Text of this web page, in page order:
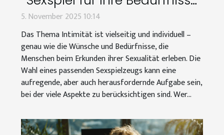
aus?
5. November 2025 10:14
Das Thema Intimität ist vielseitig und individuell –
genau wie die Wünsche und Bedürfnisse, die
Menschen beim Erkunden ihrer Sexualität erleben. Die
Wahl eines passenden Sexspielzeugs kann eine
aufregende, aber auch herausfordernde Aufgabe sein,
bei der viele Aspekte zu berücksichtigen sind. Wer...